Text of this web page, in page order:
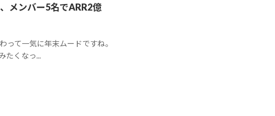
メンバー5名でARR2億
って一気に年末ムードですね。
たくなっ...